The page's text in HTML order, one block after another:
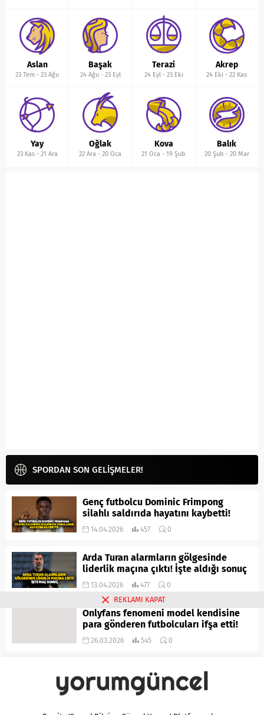
Aslan
23 Tem -23 Ağu
Başak
24 Ağu- 23 Eyl
Terazi
24 Eyl - 23 Eki
Akrep
24 Eki -22 Kas
Yay
23 Kas- 21 Ara
Oğlak
22 Ara -20 Oca
Kova
21 Oca -19 Şub
Balık
20 Şub - 20 Mar
SPORDAN SON GELİŞMELER!
Genç futbolcu Dominic Frimpong
silahlı saldırıda hayatını kaybetti!
14.04.2026 457 0
Arda Turan alarmların gölgesinde
liderlik maçına çıktı! İşte aldığı sonuç
13.04.2026 477 0
Onlyfans fenomeni model kendisine
para gönderen futbolcuları ifşa etti!
26.03.2026 545 0
REKLAMI KAPAT